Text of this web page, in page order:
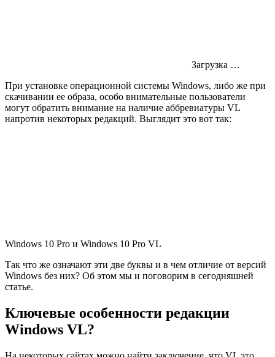
Загрузка …
При установке операционной системы Windows, либо же при
скачивании ее образа, особо внимательные пользователи
могут обратить внимание на наличие аббревиатуры VL
напротив некоторых редакций. Выглядит это вот так:
Windows 10 Pro и Windows 10 Pro VL
Так что же означают эти две буквы и в чем отличие от версий
Windows без них? Об этом мы и поговорим в сегодняшней
статье.
Ключевые особенности редакции
Windows VL?